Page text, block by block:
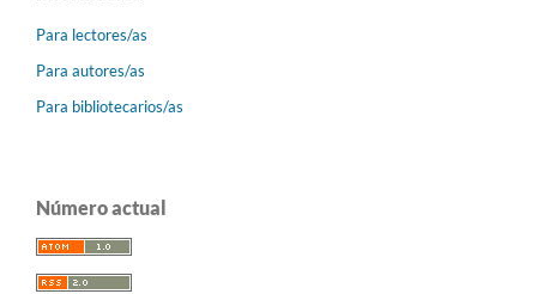
Para lectores/as
Para autores/as
Para bibliotecarios/as
Número actual